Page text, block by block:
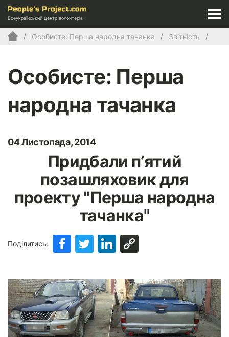
Всеукраїнський центр волонтерів
Особисте: Перша народна тачанка Звітність
Особисте: Перша
народна тачанка
04 Листопада, 2014
Придбали п’ятий
позашляховик для
проекту "Перша народна
тачанка"
Поділитись: